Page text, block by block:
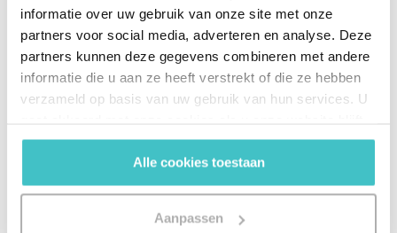
informatie over uw gebruik van onze site met onze
partners voor social media, adverteren en analyse. Deze
partners kunnen deze gegevens combineren met andere
informatie die u aan ze heeft verstrekt of die ze hebben
verzameld op basis van uw gebruik van hun services. U
gebruiken.
Alle cookies toestaan
Aanpassen
hoe mensen worden behandeld, willen ongetwijfeld
milieuvriendelijke bedrijven steunen.
Kortom, aandacht voor ESG-prestaties leidt tot
diensteninnovatie, aantrekkelijke
financieringsmogelijkheden en nieuwe
samenwerkingsverbanden.